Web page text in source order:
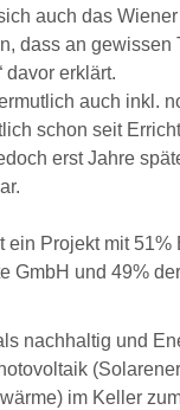
auch das
dass an gewissen
davor erklärt.
auch inkl.
schon seit
erst Jahre
ein Projekt mit 51%
GmbH und 49%
nachhaltig und
im Keller